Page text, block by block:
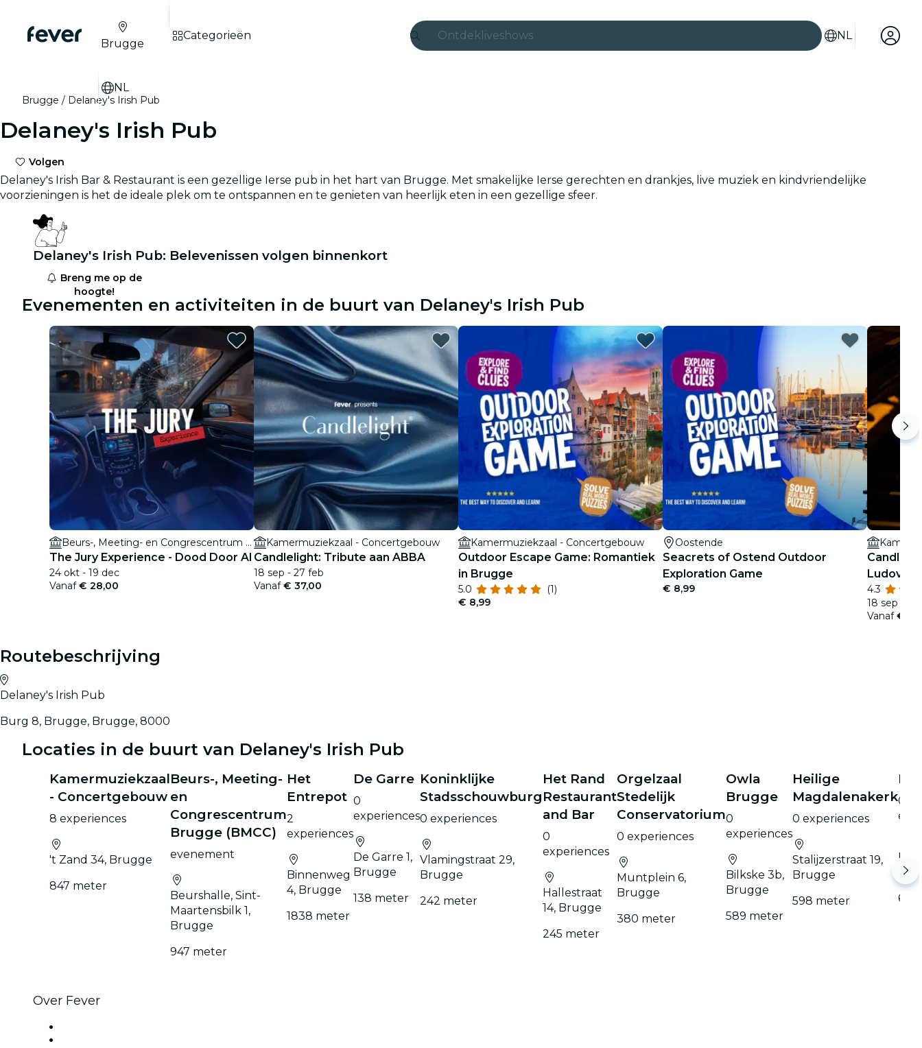
Ontdek liveshows
São Paulo
concerten
film
NL
Brugge
NL
Categorieën
Brugge Delaney's Irish Pub
Delaney's Irish Pub
Volgen
Delaney's Irish Bar & Restaurant is een gezellige Ierse pub in het hart van Brugge. Met smakelijke Ierse gerechten en drankjes, live muziek en kindvriendelijke
voorzieningen is het de ideale plek om te ontspannen en te genieten van heerlijk eten in een gezellige sfeer.
Delaney's Irish Pub: Belevenissen volgen binnenkort
Breng me op de
hoogte!
Evenementen en activiteiten in de buurt van Delaney's Irish Pub
Beurs-, Meeting- en Congrescentrum Brugge (BMCC)
The Jury Experience - Dood Door AI
24 okt - 19 dec
Vanaf€ 28,00
Kamermuziekzaal - Concertgebouw
Candlelight: Tribute aan ABBA
18 sep - 27 feb
Vanaf€ 37,00
Kamermuziekzaal - Concertgebouw
Outdoor Escape Game: Romantiek
in Brugge
5.0
(1)
€ 8,99
Oostende
Seacrets of Ostend Outdoor
Exploration Game
€ 8,99
Ludovico
4.3
18 sep - 16
Vanaf€
Routebeschrijving
Delaney's Irish Pub
Burg 8, Brugge, Brugge, 8000
Locaties in de buurt van Delaney's Irish Pub
Kamermuziekzaal
- Concertgebouw
8 experiences
't Zand 34, Brugge
847 meter
Beurs-, Meeting-
en
Congrescentrum
Brugge (BMCC)
evenement
Beurshalle, Sint-
Maartensbilk 1,
Brugge
947 meter
Het
Entrepot
2
experiences
Binnenweg
4, Brugge
1838 meter
De Garre
0
experiences
De Garre 1,
Brugge
138 meter
Koninklijke
Stadsschouwburg
0 experiences
Vlamingstraat 29,
Brugge
242 meter
Het Rand
Restaurant
and Bar
0
experiences
Hallestraat
14, Brugge
245 meter
Orgelzaal
Stedelijk
Conservatorium
0 experiences
Muntplein 6,
Brugge
380 meter
Owla
Brugge
0
experiences
Bilkske 3b,
Brugge
589 meter
Heilige
Magdalenakerk
0 experiences
Stalijzerstraat 19,
Brugge
598 meter
De
0
69,
611
Over Fever